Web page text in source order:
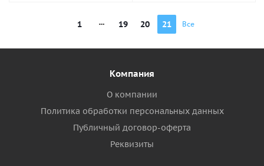
1 19 20 21 Все
Компания
О компании
Политика обработки персональных данных
Публичный договор-оферта
Реквизиты